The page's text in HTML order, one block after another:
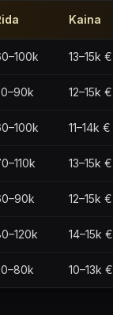
Kaina
13–15k €
12–15k €
11–14k €
13–15k €
12–15k €
14–15k €
10–13k €